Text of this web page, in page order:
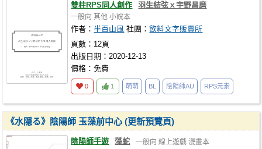
雙柱RPS同人創作 羽生結弦ｘ宇野昌磨
一般向 其他 小說本
作者：半百山風 社團：飲料文字販賣所
頁數：12頁
出版日期：2020-12-13
價格：免費
0 1 萌萌 BL 陰陽師AU RPS元素
《水隠る》陰陽師 玉藻前中心 (更新預覽頁)
陰陽師手遊 藻蛇 一般向 線上遊戲 漫畫本